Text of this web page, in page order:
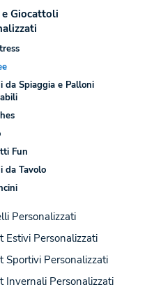
Giocattoli
da Spiaggia e Palloni
Fun
da Tavolo
Personalizzati
Estivi Personalizzati
Sportivi Personalizzati
Invernali Personalizzati